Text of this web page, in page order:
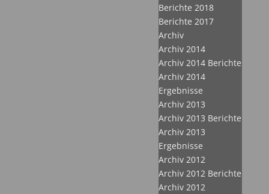
Berichte 2018
Berichte 2017
Archiv
Archiv 2014
Archiv 2014 Berichte
Archiv 2014
Ergebnisse
Archiv 2013
Archiv 2013 Berichte
Archiv 2013
Ergebnisse
Archiv 2012
Archiv 2012 Berichte
Archiv 2012